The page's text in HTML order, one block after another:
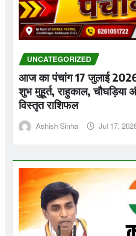
UNCATEGORIZED
आज का पंचांग 17 जुलाई
शुभ मुहूर्त, राहुकाल, चौघड़िया
विस्तृत राशिफल
Ashish Sinha Jul 17,